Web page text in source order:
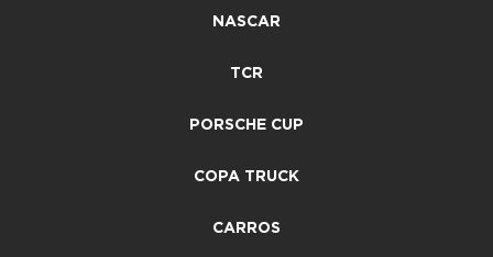
NASCAR
TCR
PORSCHE CUP
COPA TRUCK
CARROS